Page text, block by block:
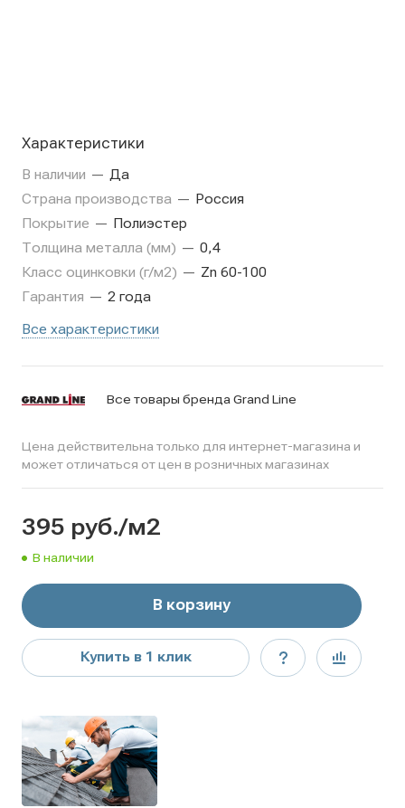
Характеристики
В наличии — Да
Страна производства — Россия
Покрытие — Полиэстер
Толщина металла (мм) — 0,4
Класс оцинковки (г/м2) — Zn 60-100
Гарантия — 2 года
Все характеристики
Все товары бренда Grand Line
Цена действительна только для интернет-магазина и
может отличаться от цен в розничных магазинах
395 руб./м2
В наличии
В корзину
Купить в 1 клик